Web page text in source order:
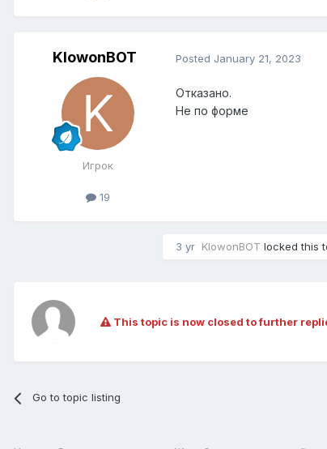
KlowonBOT
Игрок
19
Posted January 21, 2023
Отказано.
Не по форме
3 yr KlowonBOT locked this
This topic is now closed to further
Go to topic listing